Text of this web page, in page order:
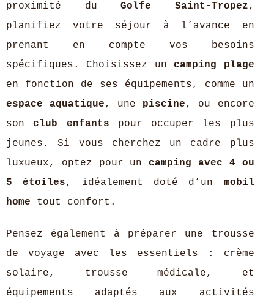
proximité duGolfe Saint-Tropez,
planifiez votre séjour à l’avance en
prenant en compte vos besoins
spécifiques. Choisissez uncamping plage
en fonction de ses équipements, comme un
espace aquatique, une piscine, ou encore
sonclub enfants pour occuper les plus
jeunes. Si vous cherchez un cadre plus
luxueux, optez pour uncamping avec 4 ou
5 étoiles, idéalement doté d’un mobil
home tout confort.
Pensez également à préparer une trousse
de voyage avec les essentiels : crème
solaire, trousse médicale, et
équipements adaptés aux activités